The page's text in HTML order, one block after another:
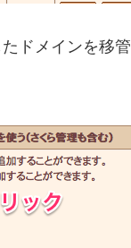
ドメインを移